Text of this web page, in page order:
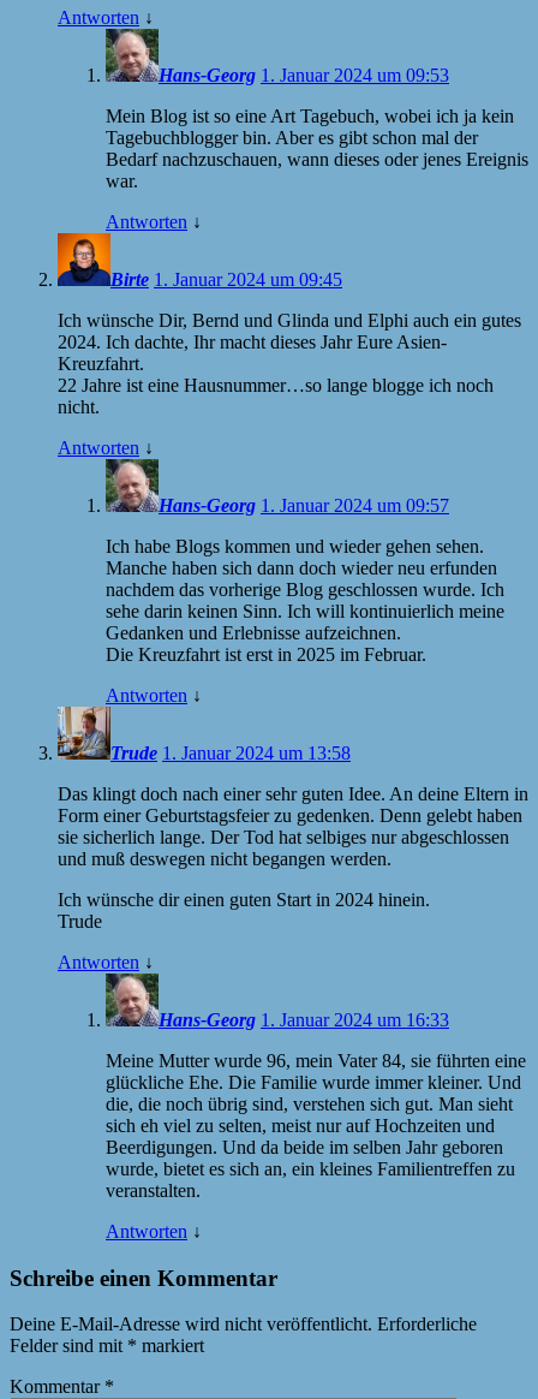
Antworten ↓
Hans-Georg 1. Januar 2024 um 09:53
Mein Blog ist so eine Art Tagebuch, wobei ich ja kein
Tagebuchblogger bin. Aber es gibt schon mal der
Bedarf nachzuschauen, wann dieses oder jenes Ereignis
war.
Antworten ↓
Birte 1. Januar 2024 um 09:45
Ich wünsche Dir, Bernd und Glinda und Elphi auch ein gutes
2024. Ich dachte, Ihr macht dieses Jahr Eure Asien-
Kreuzfahrt.
22 Jahre ist eine Hausnummer…so lange blogge ich noch
nicht.
Antworten ↓
Hans-Georg 1. Januar 2024 um 09:57
Ich habe Blogs kommen und wieder gehen sehen.
Manche haben sich dann doch wieder neu erfunden
nachdem das vorherige Blog geschlossen wurde. Ich
sehe darin keinen Sinn. Ich will kontinuierlich meine
Gedanken und Erlebnisse aufzeichnen.
Die Kreuzfahrt ist erst in 2025 im Februar.
Antworten ↓
Trude 1. Januar 2024 um 13:58
Das klingt doch nach einer sehr guten Idee. An deine Eltern in
Form einer Geburtstagsfeier zu gedenken. Denn gelebt haben
sie sicherlich lange. Der Tod hat selbiges nur abgeschlossen
und muß deswegen nicht begangen werden.
Ich wünsche dir einen guten Start in 2024 hinein.
Trude
Antworten ↓
Hans-Georg 1. Januar 2024 um 16:33
Meine Mutter wurde 96, mein Vater 84, sie führten eine
glückliche Ehe. Die Familie wurde immer kleiner. Und
die, die noch übrig sind, verstehen sich gut. Man sieht
sich eh viel zu selten, meist nur auf Hochzeiten und
Beerdigungen. Und da beide im selben Jahr geboren
wurde, bietet es sich an, ein kleines Familientreffen zu
veranstalten.
Antworten ↓
Schreibe einen Kommentar
Deine E-Mail-Adresse wird nicht veröffentlicht. Erforderliche
Felder sind mit * markiert
Kommentar *